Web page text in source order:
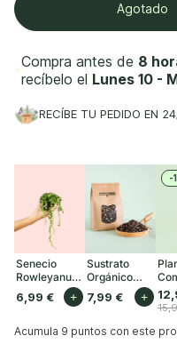
Senecio
Rowleyanus
Mini
6,99 € +
Sustrato
Orgánico
para Plantas
de Interior 3L
7,99 € +
-
Compra antes de 8
recíbelo el Lunes 10 -
Agotado
Acumula 9 puntos con este
RECÍBE TU PEDIDO EN